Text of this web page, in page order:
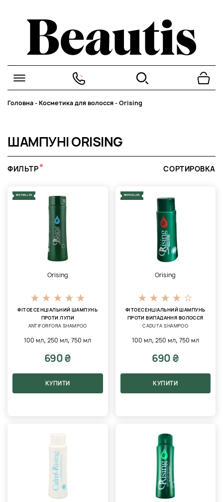
Головна-Косметика для волосся-Orising
ШАМПУНІ ORISING
ФИЛЬТР СОРТИРОВКА
BESTSELLER
Orising
ФІТОЕСЕНЦІАЛЬНИЙ ШАМПУНЬ
ПРОТИ ЛУПИ
ANTIFORFORA SHAMPOO
100 мл,250 мл,750 мл
690 ₴
КУПИТИ
BESTSELLER
Orising
ФІТОЕСЕНЦІАЛЬНИЙ ШАМПУНЬ
ПРОТИ ВИПАДАННЯ ВОЛОССЯ
CADUTA SHAMPOO
100 мл, 250 мл, 750 мл
690 ₴
КУПИТИ